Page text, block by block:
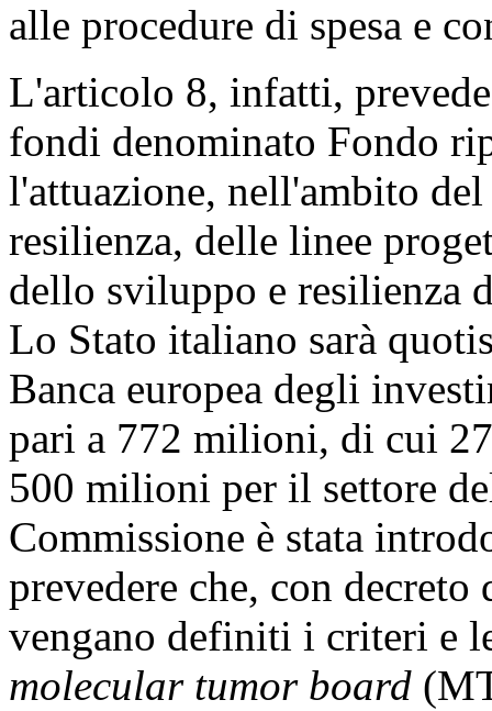
alle procedure di spesa e
L'articolo 8, infatti,
fondi denominato Fondo
l'attuazione, nell'ambito
resilienza, delle linee
dello sviluppo e resilienza
Lo Stato italiano sarà
Banca europea degli
pari a 772 milioni, di cui
500 milioni per il settore
Commissione è stata
prevedere che, con
vengano definiti i criteri e
molecular tumor board